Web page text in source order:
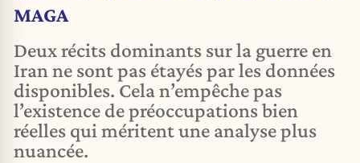
MAGA
Deux récits dominants sur la guerre en
Iran ne sont pas étayés par les données
disponibles. Cela n’empêche pas
l’existence de préoccupations bien
réelles qui méritent une analyse plus
nuancée.